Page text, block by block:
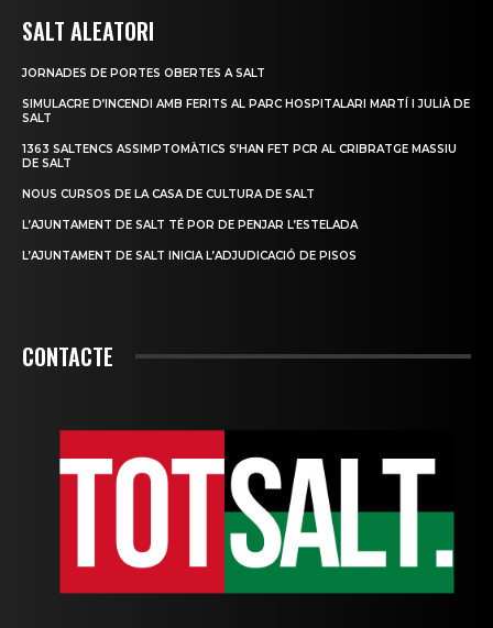
SALT ALEATORI
JORNADES DE PORTES OBERTES A SALT
SIMULACRE D’INCENDI AMB FERITS AL PARC HOSPITALARI MARTÍ I JULIÀ DE
SALT
1363 SALTENCS ASSIMPTOMÀTICS S’HAN FET PCR AL CRIBRATGE MASSIU
DE SALT
NOUS CURSOS DE LA CASA DE CULTURA DE SALT
L’AJUNTAMENT DE SALT TÉ POR DE PENJAR L’ESTELADA
L’AJUNTAMENT DE SALT INICIA L’ADJUDICACIÓ DE PISOS
CONTACTE